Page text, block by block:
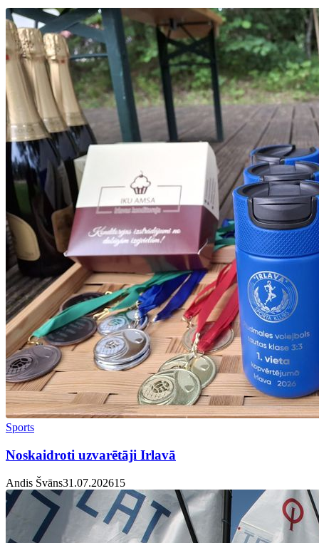
Sports
Noskaidroti uzvarētāji Irlavā
Andis Švāns31.07.20261 5